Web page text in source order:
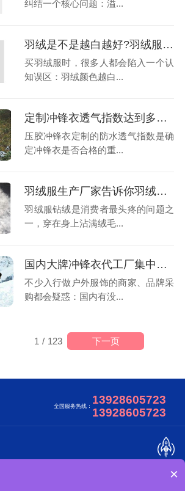
纠结一个核心问题：溢...
羽绒是不是越白越好?羽绒服工厂揭秘行业真相，避开漂白绒陷阱
买羽绒服时，很多人都会陷入一个认
知误区：羽绒颜色越白...
定制冲锋衣透气指数达到多少才算及格?
压胶冲锋衣定制的防水透气指数是确
定冲锋衣是否合格的重...
羽绒服生产厂家告诉你羽绒服为什么会有钻绒？
羽绒服钻绒是消费者最头疼的问题之
一，穿在身上沾满绒毛...
国内大牌冲锋衣代工厂集中在哪里?
不少入行做户外服饰的商家、品牌采
购都会疑惑：国内有没...
1 / 123 下一页
全国服务热线： 13928605723
13928605723
×